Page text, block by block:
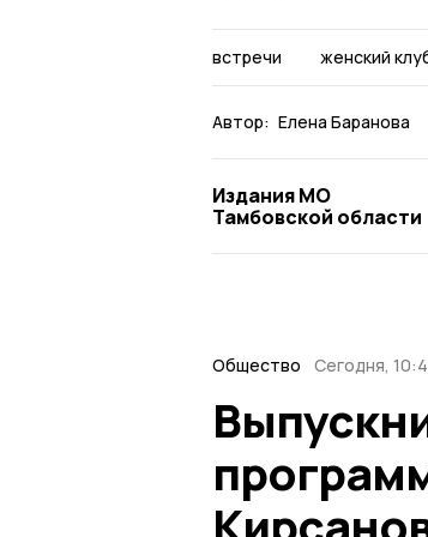
встречи женский
Автор: Елена Баранова
Издания МО
Тамбовской области
Общество Сегодня,